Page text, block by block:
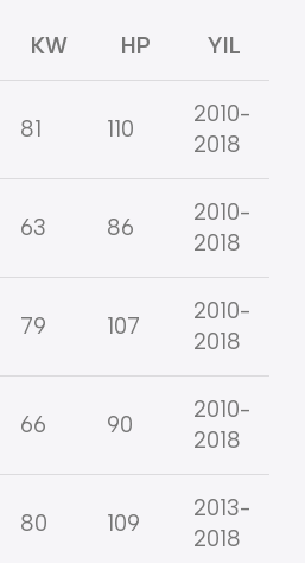
KW HP YIL
81 110
2010-
2018
63 86
2010-
2018
79 107
2010-
2018
66 90
2010-
2018
80 109
2013-
2018